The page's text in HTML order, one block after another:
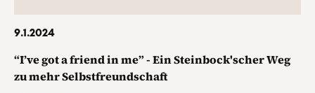
9.1.2024
“I’ve got a friend in me” - Ein Steinbock'scher Weg
zu mehr Selbstfreundschaft